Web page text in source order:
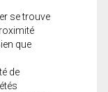
se trouve
que
de